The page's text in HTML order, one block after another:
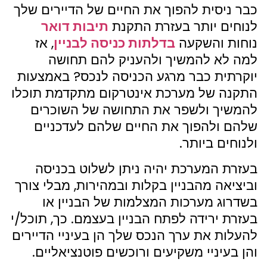
כבר ניסית להפוך את החיים של הדיירים שלך
לנוחים יותר בעזרת התקנת תיבות דואר
נוחות והשקעה בדלתות כניסה לבניין, אז
למה לא להמשיך ולהעניק להם תחושה
יוקרתית כבר מרגע הכניסה לנכס? באמצעות
התקנה של מערכת אינטרקום מתקדמת תוכלו
להמשיך ולשפר את התחושה של השוכרים
שלהם ולהפוך את החיים שלהם לעדכניים
ולנוחים ביותר.
בעזרת המערכת יהיה ניתן לשלוט בכניסה
וביציאה מהבניין בקלות ובמהירות, מבלי צורך
בשדרוג מערכות המצלמות של הבניין או
בעזרת ירידה לפתח הבניין בעצמם. כך, תוכל/י
להעלות את ערך הנכס שלך הן בעיניי הדיירים
והן בעיניי משקיעים ורוכשים פוטנציאליים.